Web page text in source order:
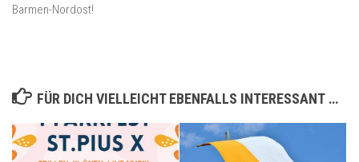
Barmen-Nordost!
FÜR DICH VIELLEICHT EBENFALLS INTERESSANT …